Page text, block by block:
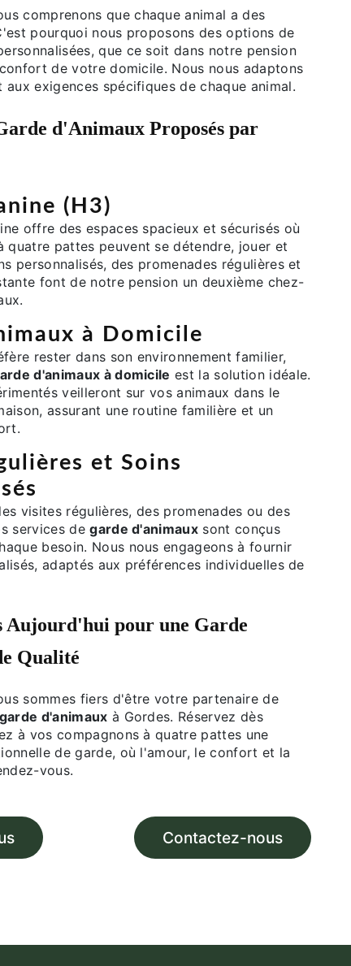
comprenons que chaque animal a des
pourquoi nous proposons des options de
que ce soit dans notre pension
de votre domicile. Nous nous adaptons
aux exigences spécifiques de chaque animal.
d'Animaux Proposés par
(H3)
offre des espaces spacieux et sécurisés où
quatre pattes peuvent se détendre, jouer et
personnalisés, des promenades régulières et
font de notre pension un deuxième chez-
à Domicile
rester dans son environnement familier,
d'animaux à domicile est la solution idéale.
veilleront sur vos animaux dans le
assurant une routine familière et un
et Soins
visites régulières, des promenades ou des
services degarde d'animaux sont conçus
besoin. Nous nous engageons à fournir
adaptés aux préférences individuelles de
Aujourd'hui pour une Garde
Qualité
sommes fiers d'être votre partenaire de
garde d'animaux à Gordes. Réservez dès
à vos compagnons à quatre pattes une
de garde, où l'amour, le confort et la
vous.
Contactez-nous